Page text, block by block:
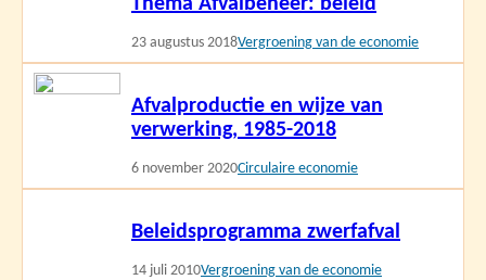
23 augustus 2018Vergroening van de economie
Afvalproductie en wijze van
verwerking, 1985-2018
6 november 2020Circulaire economie
Lees
Beleidsprogramma zwerfafval
14 juli 2010Vergroening van de economie